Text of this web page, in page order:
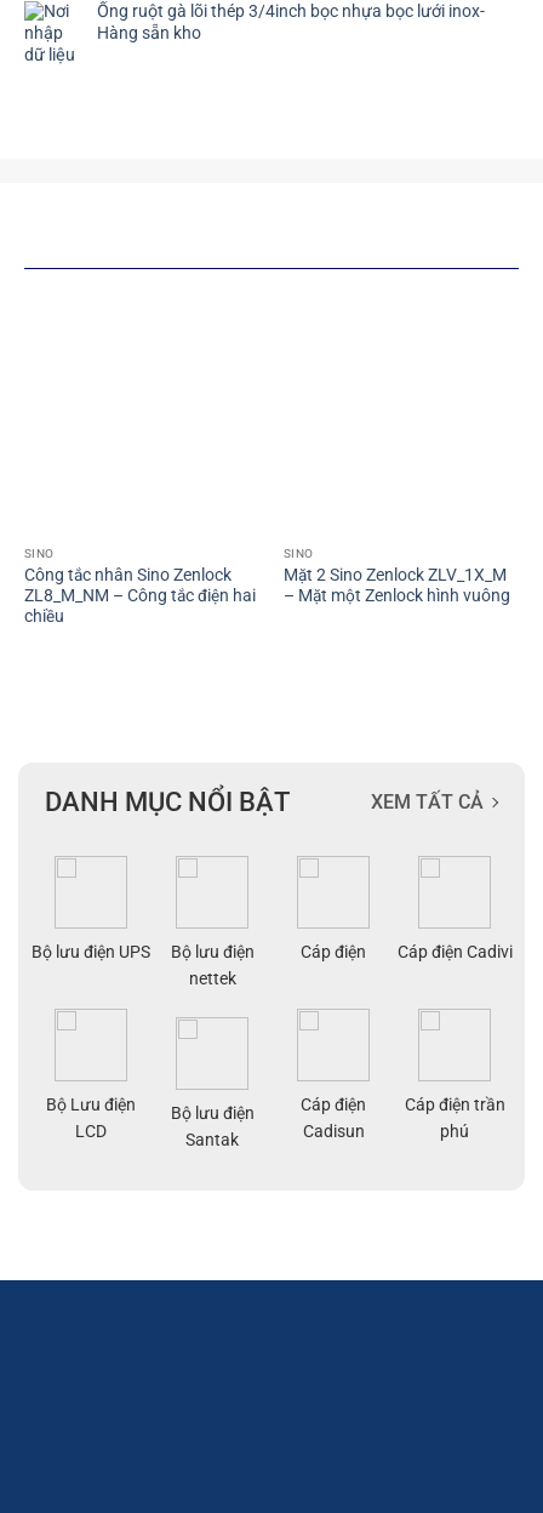
Ống ruột gà lõi thép 3/4inch bọc nhựa bọc lưới inox-
Hàng sẵn kho
SINO
Công tắc nhân Sino Zenlock
ZL8_M_NM – Công tắc điện hai
chiều
SINO
Mặt 2 Sino Zenlock ZLV_1X_M
– Mặt một Zenlock hình vuông
DANH MỤC NỔI BẬT XEM TẤT CẢ
Bộ lưu điện UPS
Bộ Lưu điện
LCD
Bộ lưu điện
nettek
Bộ lưu điện
Santak
Cáp điện
Cáp điện
Cadisun
Cáp điện Cadivi
Cáp điện trần
phú